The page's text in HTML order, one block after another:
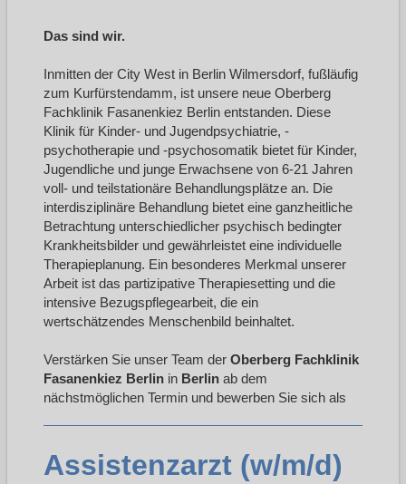
Das sind wir.
Inmitten der City West in Berlin Wilmersdorf, fußläufig
zum Kurfürstendamm, ist unsere neue Oberberg
Fachklinik Fasanenkiez Berlin entstanden. Diese
Klinik für Kinder- und Jugendpsychiatrie, -
psychotherapie und -psychosomatik bietet für Kinder,
Jugendliche und junge Erwachsene von 6-21 Jahren
voll- und teilstationäre Behandlungsplätze an. Die
interdisziplinäre Behandlung bietet eine ganzheitliche
Betrachtung unterschiedlicher psychisch bedingter
Krankheitsbilder und gewährleistet eine individuelle
Therapieplanung. Ein besonderes Merkmal unserer
Arbeit ist das partizipative Therapiesetting und die
intensive Bezugspflegearbeit, die ein
wertschätzendes Menschenbild beinhaltet.
Verstärken Sie unser Team der Oberberg Fachklinik
Fasanenkiez Berlin in Berlin ab dem
nächstmöglichen Termin und bewerben Sie sich als
Assistenzarzt (w/m/d)